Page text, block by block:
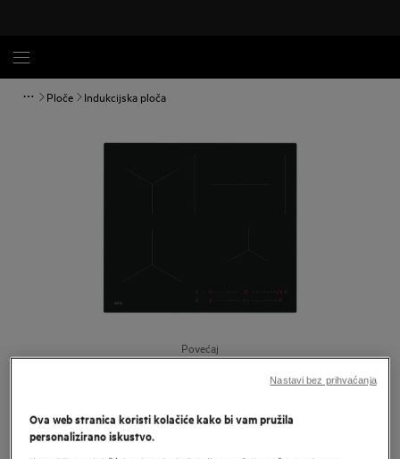
Ploče Indukcijska ploča
Povećaj
TO64IC0FIT
AEG 5000 osnovna ugradbena
Ova web stranica koristi kolačiće kako bi vam pružila
personalizirano iskustvo.
Nastavi bez prihvaćanja